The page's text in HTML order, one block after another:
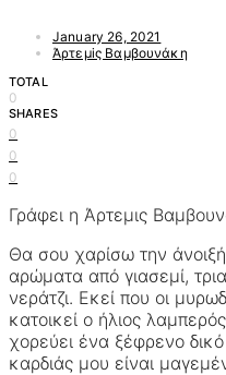
January 26, 2021
Άρτεμiς Βαμβουνάκη
TOTAL
0
SHARES
0
0
0
Γράφει η Άρτεμις
Θα σου χαρίσω την
αρώματα από γιασεμί,
νεράτζι. Εκεί που οι
κατοικεί ο ήλιος
χορεύει ένα ξέφρενο
καρδιάς μου είναι